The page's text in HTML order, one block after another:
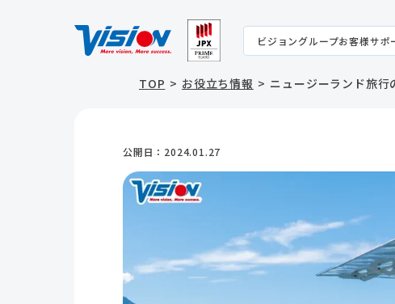
ビジョングループお客様サポ
TOP お役立ち情報 ニュージーランド旅行
公開日： 2024.01.27